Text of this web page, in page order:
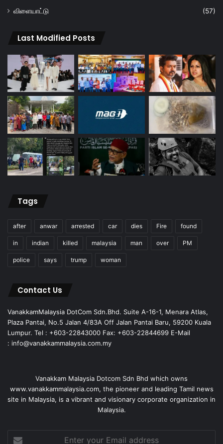
விளையாட்டு
(57)
Last Modified Posts
Tags
after anwar arrested car dies Fire found
in indian killed malaysia man over PM
police says trump woman
Contact Us
VanakkamMalaysia DotCom Sdn.Bhd. Suite A-16-1, Menara Atlas,
Plaza Pantai, No.5 Jalan 4/83A Off Jalan Pantai Baru, 59200 Kuala
Lumpur. Tel : +603-22843000 Fax: +603-22844699 E-Mail
: info@vanakkammalaysia.com.my
Vanakkam Malaysia Dotcom Sdn Bhd which owns
www.vanakkammalaysia.com, the pioneer and leading Tamil news
site in Malaysia, is a vibrant and visionary corporate organization in
Malaysia.